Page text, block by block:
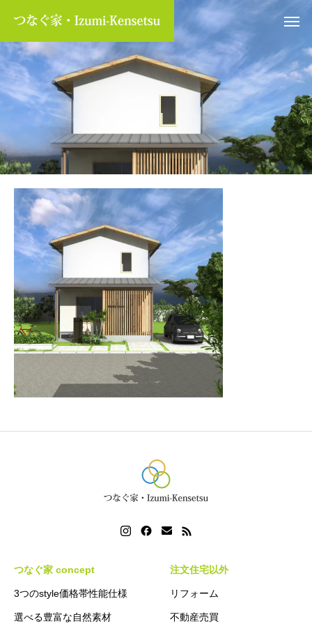
つなぐ家 concept
3つのstyle価格帯性能仕様
選べる豊富な自然素材
注文住宅以外
リフォーム
不動産売買